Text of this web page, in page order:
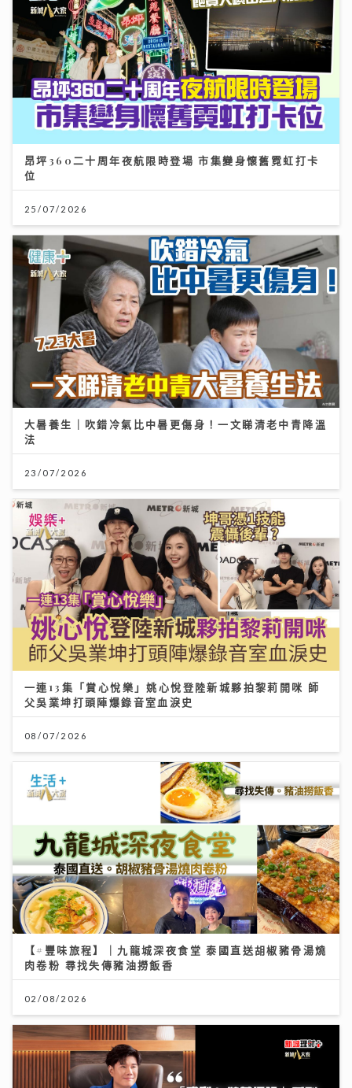
昂坪360二十周年夜航限時登場 市集變身懷舊霓虹打卡
位
25/07/2026
大暑養生｜吹錯冷氣比中暑更傷身！一文睇清老中青降溫
法
23/07/2026
一連13集「賞心悅樂」姚心悅登陸新城夥拍黎莉開咪 師
父吳業坤打頭陣爆錄音室血淚史
08/07/2026
【#豐味旅程】｜九龍城深夜食堂 泰國直送胡椒豬骨湯燒
肉卷粉 尋找失傳豬油撈飯香
02/08/2026